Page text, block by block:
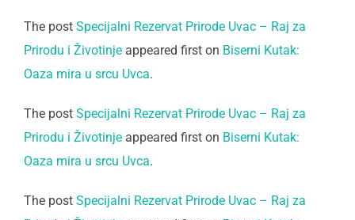
The post Specijalni Rezervat Prirode Uvac – Raj za
Prirodu i Životinje appeared first on Biserni Kutak:
Oaza mira u srcu Uvca.
The post Specijalni Rezervat Prirode Uvac – Raj za
Prirodu i Životinje appeared first on Biserni Kutak:
Oaza mira u srcu Uvca.
The post Specijalni Rezervat Prirode Uvac – Raj za